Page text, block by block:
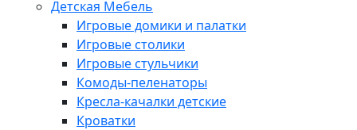
Детская Мебель
Игровые домики и палатки
Игровые столики
Игровые стульчики
Комоды-пеленаторы
Кресла-качалки детские
Кроватки